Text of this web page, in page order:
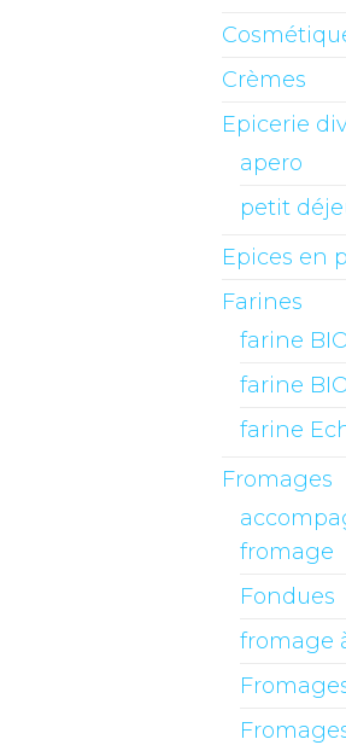
Crèmes
Epicerie
apero
petit
Epices en
Farines
farine
farine
farine
Fromages
fromage
Fondues
fromage